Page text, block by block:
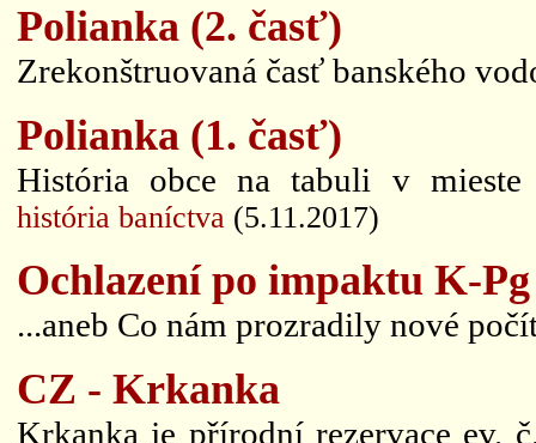
Polianka (2. časť)
Zrekonštruovaná časť banského
Polianka (1. časť)
História obce na tabuli v mieste
história baníctva (5.11.2017)
Ochlazení po impaktu K-
...aneb Co nám prozradily nové
CZ - Krkanka
Krkanka je přírodní rezervace ev.